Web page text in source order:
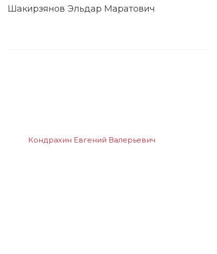
Шакирзянов Эльдар Маратович